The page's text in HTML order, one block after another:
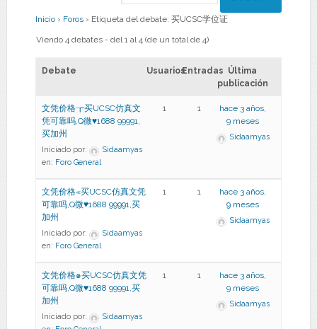
Inicio › Foros › Etiqueta del debate: 买UCSC学位证
Viendo 4 debates - del 1 al 4 (de un total de 4)
Debate UsuariosEntradas Última
publicación
文凭价格┲买UCSC仿真文
凭可靠吗,Q微♥1688 99991,
买加州
Iniciado por:
Sidaamyas
en: Foro General
1 1
hace 3 años,
9 meses
Sidaamyas
文凭价格«买UCSC仿真文凭
可靠吗,Q微♥1688 99991,买
加州
Iniciado por:
Sidaamyas
en: Foro General
1 1
hace 3 años,
9 meses
Sidaamyas
文凭价格๑买UCSC仿真文凭
可靠吗,Q微♥1688 99991,买
加州
Iniciado por:
Sidaamyas
1 1
hace 3 años,
9 meses
Sidaamyas